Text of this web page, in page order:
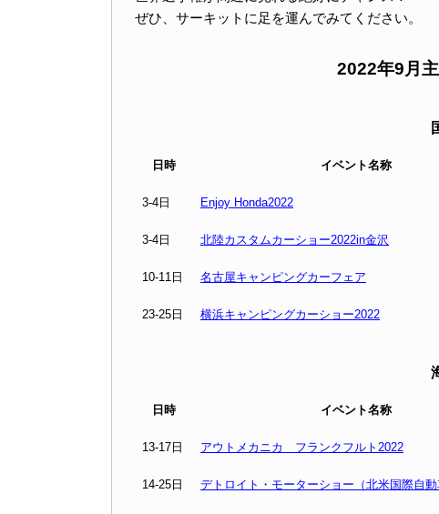
ぜひ、サーキットに足を運んでみてください。
2022年9月
日時 イベント名称
3-4日 Enjoy Honda2022
3-4日 北陸カスタムカーショー2022in金沢
10-11日 名古屋キャンピングカーフェア
23-25日 横浜キャンピングカーショー2022
日時 イベント名称
13-17日 アウトメカニカ フランクフルト2022
14-25日 デトロイト・モーターショー（北米国際自動